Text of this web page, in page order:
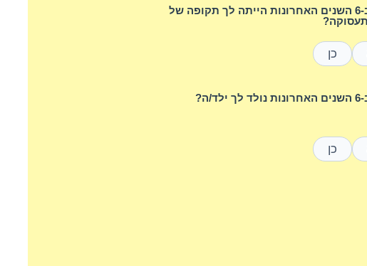
האם ב-6 השנים האחרונות הייתה לך תקופה של
כן
ה?
כן